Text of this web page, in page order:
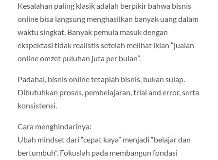
Kesalahan paling klasik adalah berpikir bahwa bisnis
online bisa langsung menghasilkan banyak uang dalam
waktu singkat. Banyak pemula masuk dengan
ekspektasi tidak realistis setelah melihat iklan “jualan
online omzet puluhan juta per bulan”.
Padahal, bisnis online tetaplah bisnis, bukan sulap.
Dibutuhkan proses, pembelajaran, trial and error, serta
konsistensi.
Cara menghindarinya:
Ubah mindset dari “cepat kaya” menjadi “belajar dan
bertumbuh”. Fokuslah pada membangun fondasi